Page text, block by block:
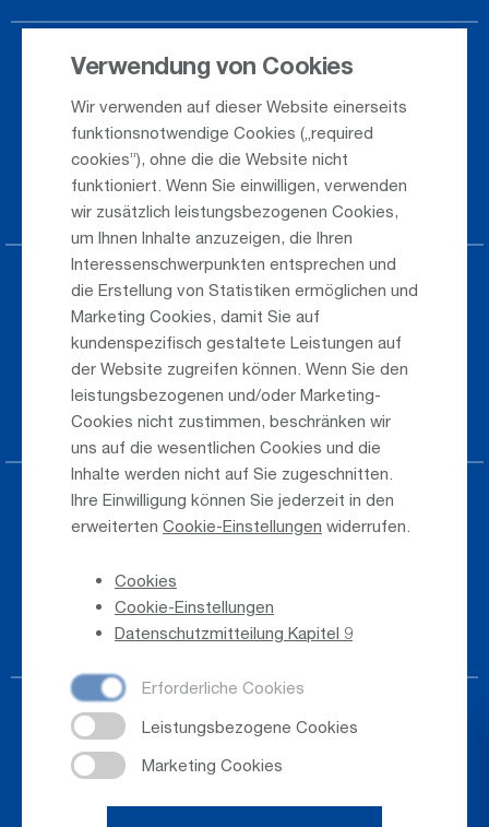
Verwendung von Cookies
Wir verwenden auf dieser Website einerseits
funktionsnotwendige Cookies („required
cookies”), ohne die die Website nicht
funktioniert. Wenn Sie einwilligen, verwenden
wir zusätzlich leistungsbezogenen Cookies,
um Ihnen Inhalte anzuzeigen, die Ihren
Interessenschwerpunkten entsprechen und
die Erstellung von Statistiken ermöglichen und
Marketing Cookies, damit Sie auf
kundenspezifisch gestaltete Leistungen auf
der Website zugreifen können. Wenn Sie den
leistungsbezogenen und/oder Marketing-
Cookies nicht zustimmen, beschränken wir
uns auf die wesentlichen Cookies und die
Inhalte werden nicht auf Sie zugeschnitten.
Ihre Einwilligung können Sie jederzeit in den
erweiterten Cookie-Einstellungen widerrufen.
Cookies
Cookie-Einstellungen
Datenschutzmitteilung Kapitel 9
Ankunft / Abflug
Saisonflugplan
Webcam
Anreise
Parken am Airport
Öffentlicher Verkehr
Taxi & Shuttle Transfer
Jobs & Karriere
Presse
Telefonverzeichnis
Newsletter-Anmeldung